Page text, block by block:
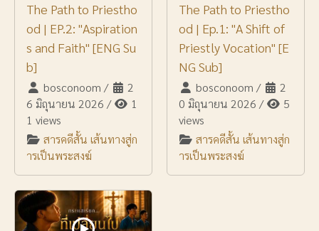
The Path to Priestho
od | EP.2: "Aspiration
s and Faith" [ENG Su
b]
bosconoom /
2
6 มิถุนายน 2026 /
1
1 views
สารคดีสั้น เส้นทางสู่ก
ารเป็นพระสงฆ์
The Path to Priestho
od | Ep.1: "A Shift of
Priestly Vocation" [E
NG Sub]
bosconoom /
2
0 มิถุนายน 2026 /
5
views
สารคดีสั้น เส้นทางสู่ก
ารเป็นพระสงฆ์